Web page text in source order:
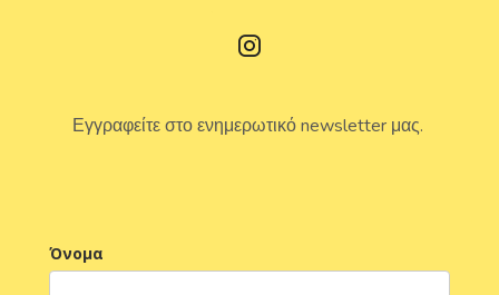
Εγγραφείτε στο ενημερωτικό newsletter μας.
Όνομα